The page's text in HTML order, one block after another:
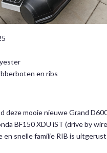
en ribs
deze mooie nieuwe Grand
BF150 XDU iST (drive by
en snelle familie RIB is